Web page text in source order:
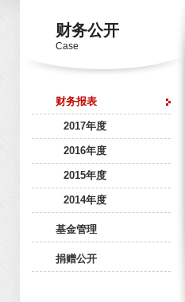
财务公开
Case
财务报表
2017年度
2016年度
2015年度
2014年度
基金管理
捐赠公开